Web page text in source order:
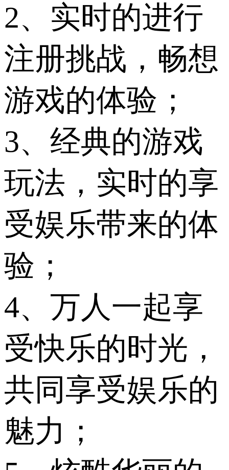
2、实时的进行
注册挑战，畅想
游戏的体验；
3、经典的游戏
玩法，实时的享
受娱乐带来的体
验；
4、万人一起享
受快乐的时光，
共同享受娱乐的
魅力；